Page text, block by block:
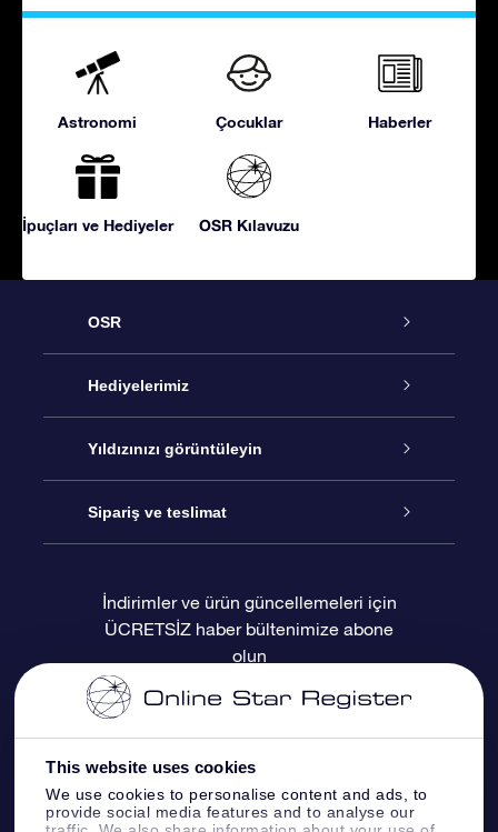
This website uses cookies
We use cookies to personalise content and ads, to
provide social media features and to analyse our
Astronomi Çocuklar Haberler
İpuçları ve Hediyeler OSR Kılavuzu
OSR
Hizmet
İletişim
Blogu
Değerlendirmeler
Hediyelerimiz
Çevrimiçi Yıldız Hediyesi
OSR Hediye Paketi
OSR Hediye Kartı
Kurumsal hediyeler
Yıldızınızı görüntüleyin
Star Register
Kişiselleştirilmiş Yıldız Sayfası
Bir Milyon Yıldız
OSR Starsaver
Fly me to the stars VR sanal gerçeklik
Sipariş ve teslimat
Ödeme bilgileri
Sevkiyat bilgileri
İade Politikası
Takımyıldızı
İndirimler ve ürün güncellemeleri için
ÜCRETSİZ haber bültenimize abone
olun